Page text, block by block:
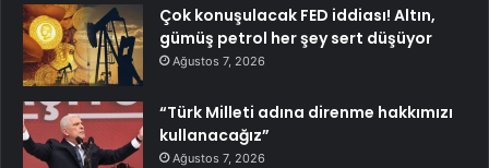
Çok konuşulacak FED iddiası! Altın,
gümüş petrol her şey sert düşüyor
Ağustos 7, 2026
“Türk Milleti adına direnme hakkımızı
kullanacağız”
Ağustos 7, 2026